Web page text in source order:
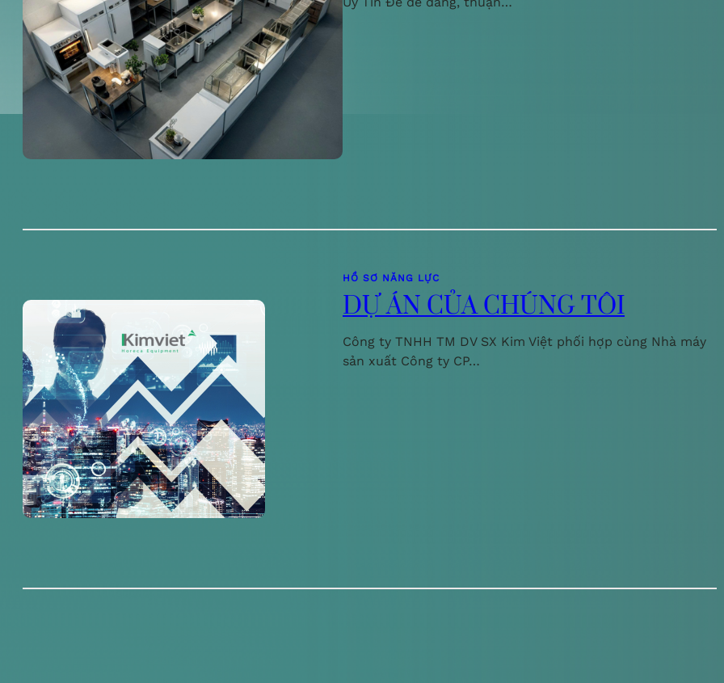
HỒ SƠ NĂNG LỰC
DỰ ÁN CỦA CHÚNG TÔI
Công ty TNHH TM DV SX Kim Việt phối hợp cùng Nhà máy
sản xuất Công ty CP…